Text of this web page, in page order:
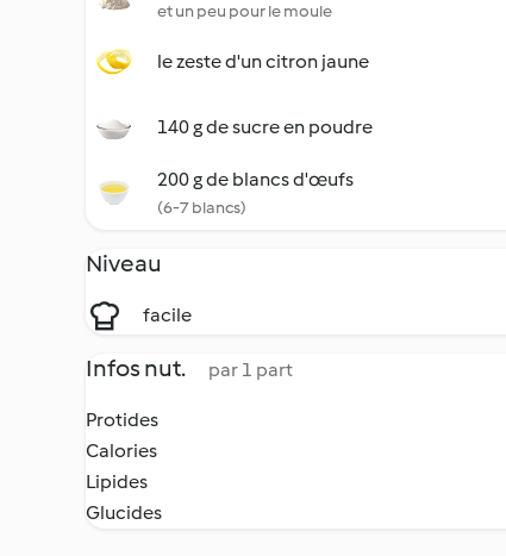
et un peu pour le moule
le zeste d'un citron jaune
140 g de sucre en poudre
200 g de blancs d'œufs
(6-7 blancs)
Niveau
facile
Infos nut. par 1 part
Protides
Calories
Lipides
Glucides